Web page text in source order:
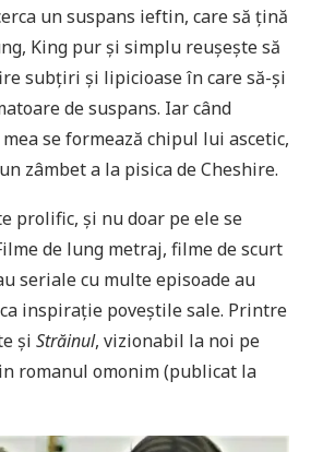
un suspans ieftin, care să țină
King pur și simplu reușește să
subțiri și lipicioase în care să-și
de suspans. Iar când
se formează chipul lui ascetic,
zâmbet a la pisica de Cheshire.
prolific, și nu doar pe ele se
de lung metraj, filme de scurt
seriale cu multe episoade au
inspirație poveștile sale. Printre
și Străinul, vizionabil la noi pe
romanul omonim (publicat la